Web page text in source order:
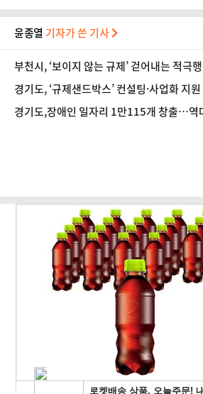
윤종열 기자가 쓴 기사
부천시, ‘보이지 않는 규제’ 걷어내는 적극
경기도, ‘규제샌드박스’ 컨설팅·사업화 지원
경기도,장애인 일자리 1만115개 창출…역